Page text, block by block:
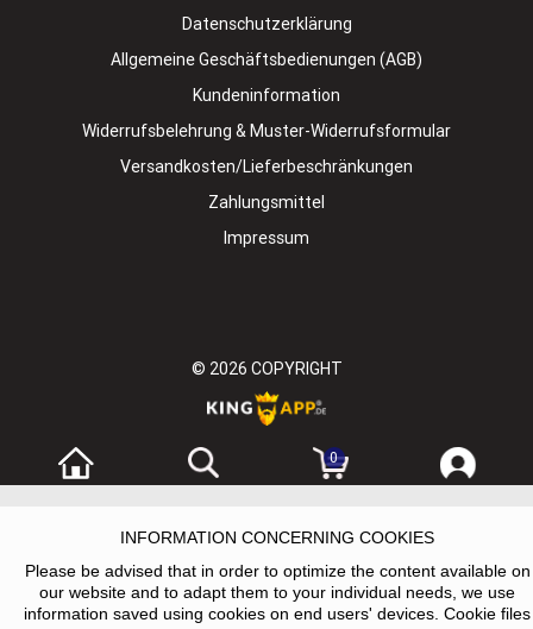
Datenschutzerklärung
Allgemeine Geschäftsbedienungen (AGB)
Kundeninformation
Widerrufsbelehrung & Muster-Widerrufsformular
Versandkosten/Lieferbeschränkungen
Zahlungsmittel
Impressum
© 2026 COPYRIGHT
0
INFORMATION CONCERNING COOKIES
Please be advised that in order to optimize the content available on
our website and to adapt them to your individual needs, we use
information saved using cookies on end users' devices. Cookie files